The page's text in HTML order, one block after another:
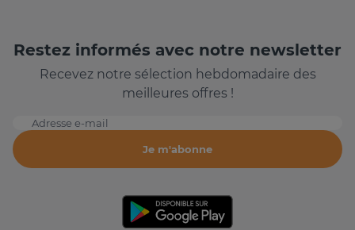
Restez informés avec notre newsletter
Recevez notre sélection hebdomadaire des
meilleures offres !
Adresse e-mail
Je m'abonne